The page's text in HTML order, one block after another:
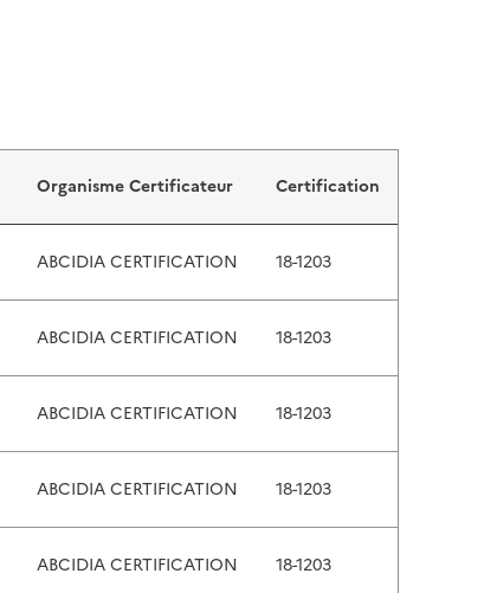
Organisme Certificateur Certification
ABCIDIA CERTIFICATION 18-1203
ABCIDIA CERTIFICATION 18-1203
ABCIDIA CERTIFICATION 18-1203
ABCIDIA CERTIFICATION 18-1203
ABCIDIA CERTIFICATION 18-1203